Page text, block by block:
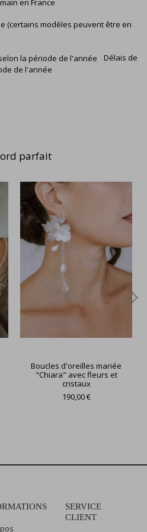
en France
(certains modèles peuvent être en
Délais de
de l'année
parfait
Boucles d'oreilles mariée
"Chiara" avec fleurs et
cristaux
190,00 €
SERVICE
CLIENT